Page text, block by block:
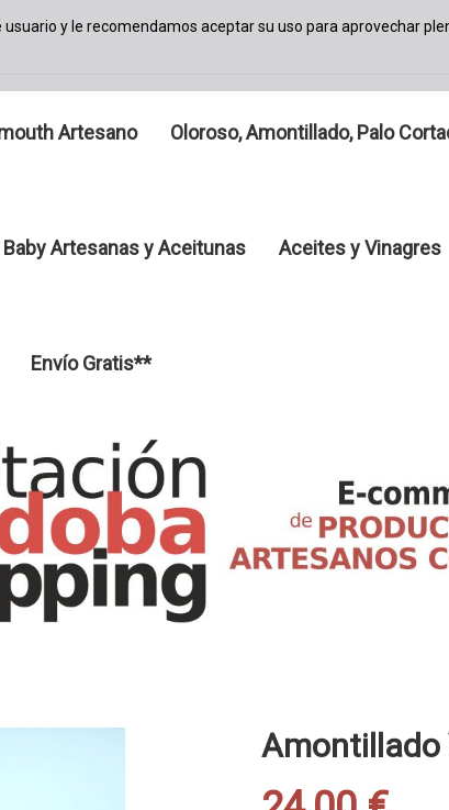
y le recomendamos aceptar su uso para aprovechar
Artesano Oloroso, Amontillado, Palo
Artesanas y Aceitunas Aceites y Vinagres
Envío Gratis**
Amontillado